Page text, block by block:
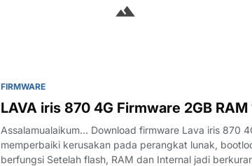
FIRMWARE
LAVA iris 870
Assalamualaikum... Download firmware Lava iris 870
memperbaiki kerusakan pada perangkat lunak,
berfungsi Setelah flash, RAM dan Internal jadi